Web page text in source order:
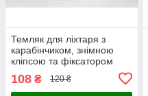
Темляк для ліхтаря з
карабінчиком, знімною
кліпсою та фіксатором
108 ₴ 120 ₴